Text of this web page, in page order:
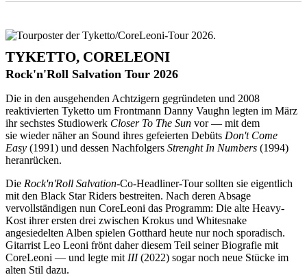
TYKETTO, CORELEONI
Rock'n'Roll Salvation Tour 2026
Die in den ausgehenden Achtzigern gegründeten und 2008
reaktivierten Tyketto um Frontmann Danny Vaughn legten im März
ihr sechstes Studiowerk Closer To The Sun vor — mit dem
sie wieder näher an Sound ihres gefeierten Debüts Don't Come
Easy (1991) und dessen Nachfolgers Strenght In Numbers (1994)
heranrücken.
Die Rock'n'Roll Salvation-Co-Headliner-Tour sollten sie eigentlich
mit den Black Star Riders bestreiten. Nach deren Absage
vervollständigen nun CoreLeoni das Programm: Die alte Heavy-
Kost ihrer ersten drei zwischen Krokus und Whitesnake
angesiedelten Alben spielen Gotthard heute nur noch sporadisch.
Gitarrist Leo Leoni frönt daher diesem Teil seiner Biografie mit
CoreLeoni — und legte mit III(2022) sogar noch neue Stücke im
alten Stil dazu.